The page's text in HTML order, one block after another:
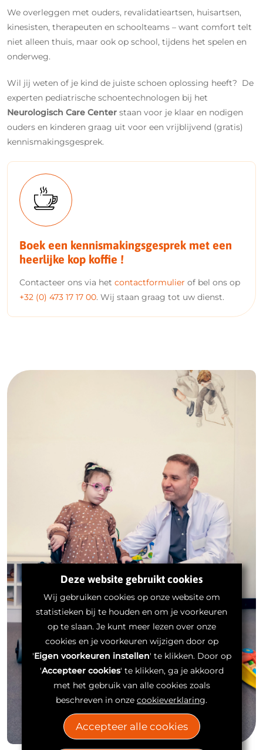
We overleggen met ouders, revalidatieartsen, huisartsen,
kinesisten, therapeuten en schoolteams – want comfort telt
niet alleen thuis, maar ook op school, tijdens het spelen en
onderweg.
Wil jij weten of je kind de juiste schoen oplossing heeft? De
experten pediatrische schoentechnologen bij het
Neurologisch Care Center staan voor je klaar en nodigen
ouders en kinderen graag uit voor een vrijblijvend (gratis)
kennismakingsgesprek.
Boek een kennismakingsgesprek met een
heerlijke kop koffie !
Contacteer ons via het contactformulier of bel ons op
+32 (0) 473 17 17 00. Wij staan graag tot uw dienst.
Deze website gebruikt cookies
Wij gebruiken cookies op onze website om
statistieken bij te houden en om je voorkeuren
op te slaan. Je kunt meer lezen over onze
cookies en je voorkeuren wijzigen door op
'Eigen voorkeuren instellen' te klikken. Door op
'Accepteer cookies' te klikken, ga je akkoord
met het gebruik van alle cookies zoals
beschreven in onze cookieverklaring.
Accepteer alle cookies